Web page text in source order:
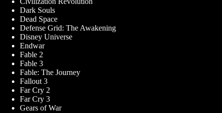
Dark Souls
Dead Space
Defense Grid: The Awakening
Disney Universe
Endwar
Fable 2
Fable 3
Fable: The Journey
Fallout 3
Far Cry 2
Far Cry 3
Gears of War